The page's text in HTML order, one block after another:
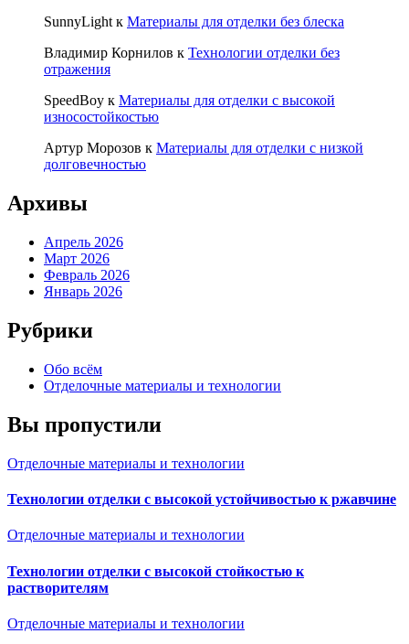
SunnyLight к Материалы для отделки без блеска
Владимир Корнилов к Технологии отделки без
отражения
SpeedBoy к Материалы для отделки с высокой
износостойкостью
Артур Морозов к Материалы для отделки с низкой
долговечностью
Архивы
Апрель 2026
Март 2026
Февраль 2026
Январь 2026
Рубрики
Обо всём
Отделочные материалы и технологии
Вы пропустили
Отделочные материалы и технологии
Технологии отделки с высокой устойчивостью к ржавчине
Отделочные материалы и технологии
Технологии отделки с высокой стойкостью к
растворителям
Отделочные материалы и технологии